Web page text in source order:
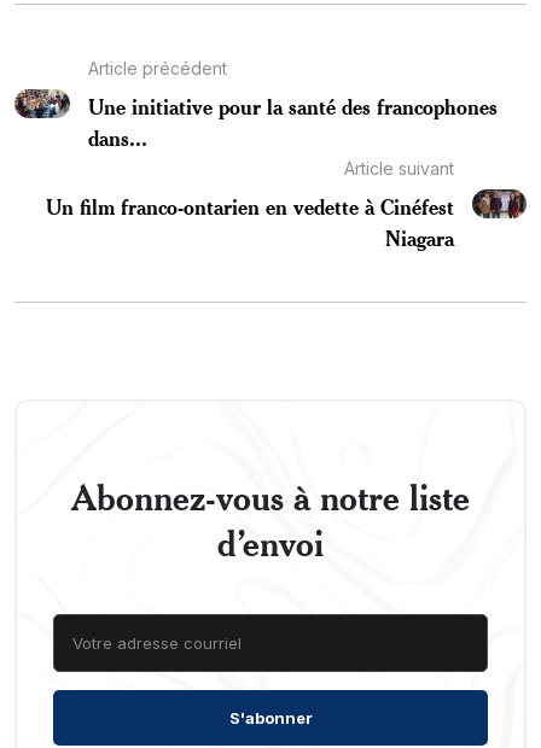
Article précédent
Une initiative pour la santé des francophones
dans...
Article suivant
Un film franco-ontarien en vedette à Cinéfest
Niagara
Abonnez-vous à notre liste
d’envoi